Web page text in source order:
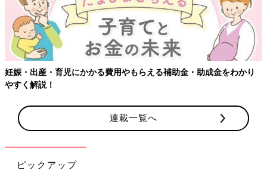
●この記事は個人の体験記です。
●記事の内容は2023年10月の情報で、現在と異なる場合がありま
す。
妊娠・出産・育児にかかる費用やもらえる補助金・助成金をわかり
やすく解説！
連載一覧へ
ピックアップ